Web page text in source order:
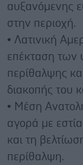
αυξανόμενης
στην περιοχή.
• Λατινική
επέκταση των
περίθαλψης
διακοπής του
• Μέση
αγορά με
και τη
περίθαλψη.